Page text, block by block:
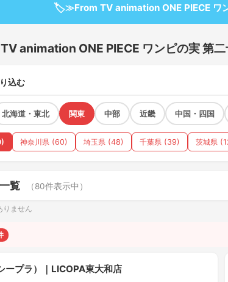
🏷≫From TV animation ONE PIECE ワ
TV animation ONE PIECE ワンピの実 第
込む
北海道・東北 関東 中部 近畿 中国・四国
神奈川県 (60) 埼玉県 (48) 千葉県 (39) 茨城
覧 （80件表示中）
りません
プラ）｜LICOPA東大和店